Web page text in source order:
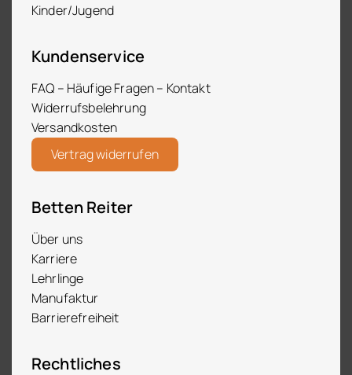
Kinder/Jugend
Kundenservice
FAQ – Häufige Fragen – Kontakt
Widerrufsbelehrung
Versandkosten
Vertrag widerrufen
Betten Reiter
Über uns
Karriere
Lehrlinge
Manufaktur
Barrierefreiheit
Rechtliches